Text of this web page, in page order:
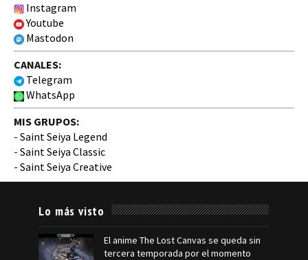
Instagram
Youtube
Mastodon
CANALES:
Telegram
WhatsApp
MIS GRUPOS:
- Saint Seiya Legend
- Saint Seiya Classic
- Saint Seiya Creative
Lo más visto
El anime The Lost Canvas se queda sin
tercera temporada por el momento